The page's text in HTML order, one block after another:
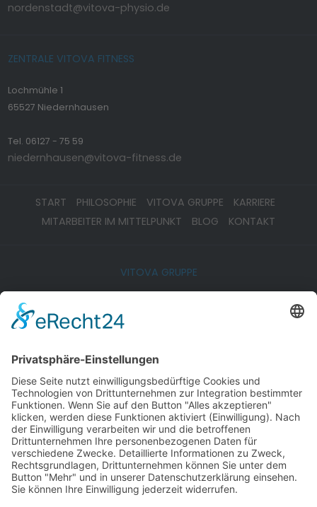
nordenstadt@vitova-physio.de
ZENTRALE VITOVA FITNESS
Lochmühle 1
65527 Niedernhausen
Tel. 06127 - 75 59
niedernhausen@vitova-fitness.de
START PHILOSOPHIE VITOVA GRUPPE
KARRIERE
MITARBEITER IM MITTELPUNKT
BLOG KONTAKT
VITOVA GRUPPE
© 2026 Vitova Gruppe